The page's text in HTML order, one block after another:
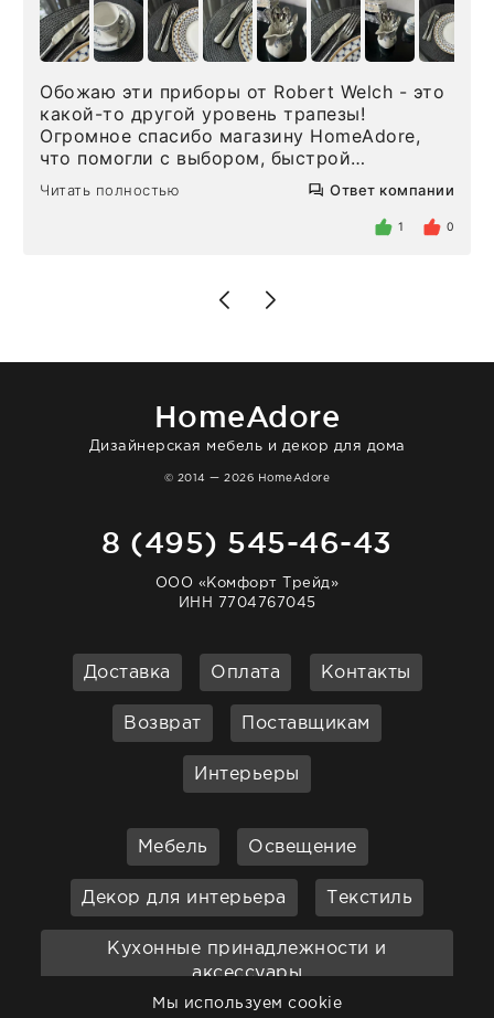
Обожаю эти приборы от Robert Welch - это
какой-то другой уровень трапезы!
Огромное спасибо магазину HomeAdore,
что помогли с выбором, быстрой
доставкой и высоким сервисом. Один раз
была здесь лично, забирала чайные ложки,
внутри очень много антикварной посуды,
Позже заказывала остальные приборы -
доставили сдэком на следующий день к
отвечает очень быстро. Взаимодействием
Читать полностью Ответ компании
1 0
HomeAdore
Дизайнерская мебель и декор для дома
© 2014 — 2026 HomeAdore
8 (495) 545-46-43
ООО «Комфорт Трейд»
ИНН 7704767045
Доставка Оплата Контакты
Возврат Поставщикам
Интерьеры
Мебель Освещение
Декор для интерьера Текстиль
Кухонные принадлежности и
аксессуары
Мы используем cookie